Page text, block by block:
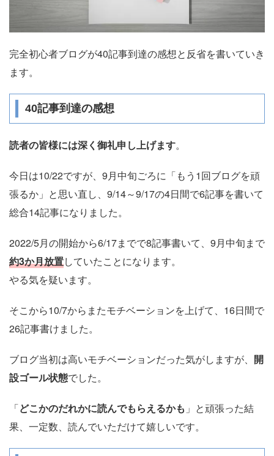
完全初心者ブログが40記事到達の感想と反省を書いていき
ます。
40記事到達の感想
読者の皆様には深く御礼申し上げます。
今日は10/22ですが、9月中旬ごろに「もう1回ブログを頑
張るか」と思い直し、9/14～9/17の4日間で6記事を書いて
総合14記事になりました。
2022/5月の開始から6/17までで8記事書いて、9月中旬まで
約3か月放置していたことになります。
やる気を疑います。
そこから10/7からまたモチベーションを上げて、16日間で
26記事書けました。
ブログ当初は高いモチベーションだった気がしますが、 開
設ゴール状態でした。
「どこかのだれかに読んでもらえるかも 」と頑張った結
果、一定数、読んでいただけて嬉しいです。